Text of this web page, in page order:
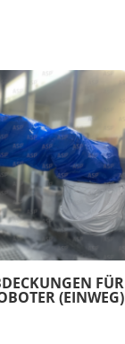
FÜR
(EINWEG)